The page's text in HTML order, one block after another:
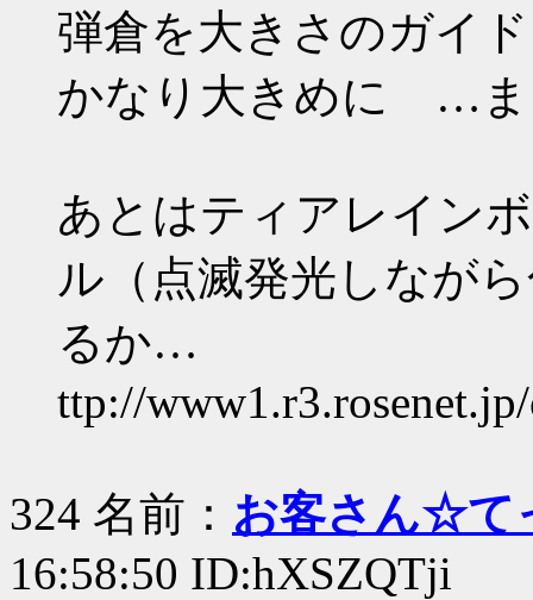
弾倉を大きさのガイ
かなり大きめに …ま
あとはティアレイン
ル（点滅発光しなが
るか…
ttp://
324 名前： お客さん☆て
16:58:50 ID:hXSZQTji